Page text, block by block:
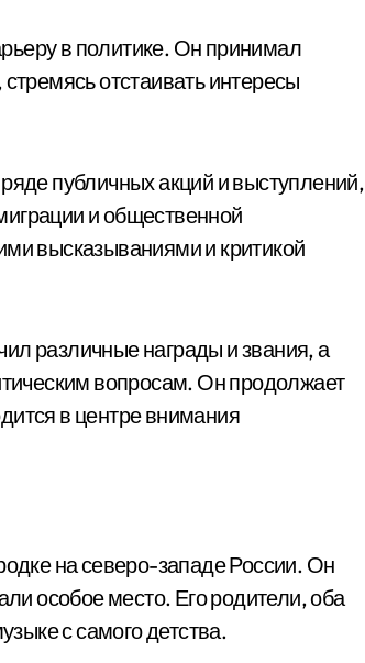
в политике. Он принимал
отстаивать интересы
публичных акций и выступлений,
и общественной
высказываниями и критикой
различные награды и звания, а
вопросам. Он продолжает
в центре внимания
на северо-западе России. Он
особое место. Его родители, оба
с самого детства.